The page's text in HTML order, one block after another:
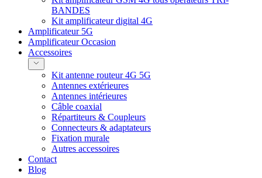
BANDES
Kit amplificateur digital 4G
Amplificateur 5G
Amplificateur Occasion
Accessoires
Kit antenne routeur 4G 5G
Antennes extérieures
Antennes intérieures
Câble coaxial
Répartiteurs & Coupleurs
Connecteurs & adaptateurs
Fixation murale
Autres accessoires
Contact
Blog